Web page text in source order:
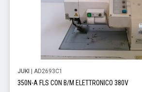
JUKI | AD2693C1
350N-A FLS CON B/M ELETTRONICO 380V